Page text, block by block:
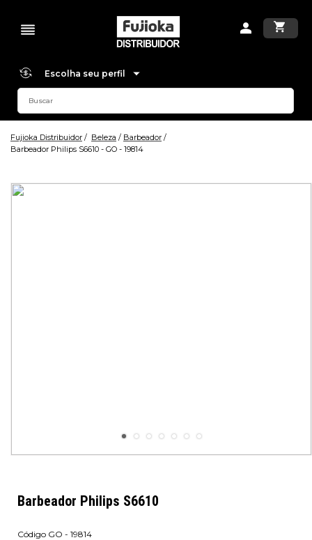
Escolha seu perfil
Fujioka Distribuidor Beleza
Barbeador
Barbeador Philips S6610 - GO - 19814
Barbeador Philips S6610
GO - 19814